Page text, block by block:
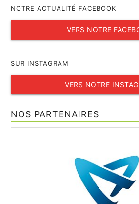
NOTRE ACTUALITÉ FACEBOOK
VERS NOTRE
SUR INSTAGRAM
VERS NOTRE
NOS PARTENAIRES